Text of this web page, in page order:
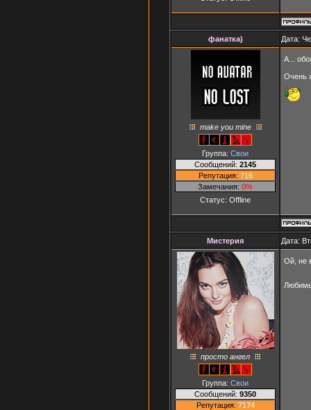
фанатка) Дата:
make you mine
Группа: Свои
Сообщений: 2145
Репутация: 716
Замечания: 0%
Статус: Offline
А...
Очень
Мистерия Дата:
просто ангел
Группа: Свои
Сообщений: 9350
Репутация: 7174
Ой, не